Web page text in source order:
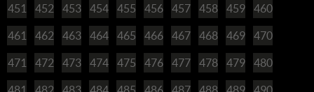
451 452 453 454 455 456 457 458 459 460
461 462 463 464 465 466 467 468 469 470
471 472 473 474 475 476 477 478 479 480